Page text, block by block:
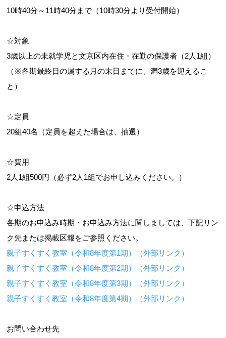
10時40分～11時40分まで（10時30分より受付開始）
☆対象
3歳以上の未就学児と文京区内在住・在勤の保護者（2人1組）
（※各期最終日の属する月の末日までに、満3歳を迎えるこ
と）
☆定員
20組40名（定員を超えた場合は、抽選）
☆費用
2人1組500円（必ず2人1組でお申し込みください。）
☆申込方法
各期のお申込み時期・お申込み方法に関しましては、下記リン
ク先または掲載区報をご参照ください。
親子すくすく教室（令和8年度第1期）（外部リンク）
親子すくすく教室（令和8年度第2期）（外部リンク）
親子すくすく教室（令和8年度第3期）（外部リンク）
親子すくすく教室（令和8年度第4期）（外部リンク）
お問い合わせ先